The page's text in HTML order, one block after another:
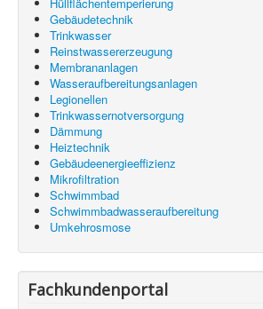
Hüllflächentemperierung
Gebäudetechnik
Trinkwasser
Reinstwassererzeugung
Membrananlagen
Wasseraufbereitungsanlagen
Legionellen
Trinkwassernotversorgung
Dämmung
Heiztechnik
Gebäudeenergieeffizienz
Mikrofiltration
Schwimmbad
Schwimmbadwasseraufbereitung
Umkehrosmose
Fachkundenportal